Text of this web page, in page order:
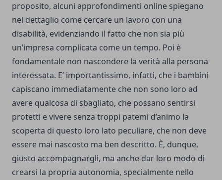
proposito, alcuni approfondimenti online spiegano
nel dettaglio come cercare un lavoro con una
disabilità, evidenziando il fatto che non sia più
un’impresa complicata come un tempo. Poi è
fondamentale non nascondere la verità alla persona
interessata. E’ importantissimo, infatti, che i bambini
capiscano immediatamente che non sono loro ad
avere qualcosa di sbagliato, che possano sentirsi
protetti e vivere senza troppi patemi d’animo la
scoperta di questo loro lato peculiare, che non deve
essere mai nascosto ma ben descritto. È, dunque,
giusto accompagnargli, ma anche dar loro modo di
crearsi la propria autonomia, specialmente nello